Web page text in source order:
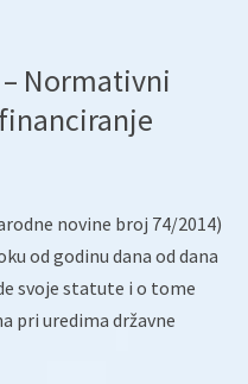
Normativni
novine broj 74/2014)
od godinu dana od dana
svoje statute i o tome
pri uredima državne